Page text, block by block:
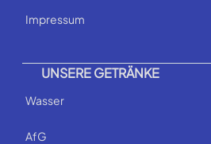
Impressum
UNSERE GETRÄNKE
Wasser
AfG